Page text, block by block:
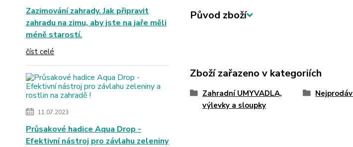
Zazimování zahrady. Jak připravit
zahradu na zimu, aby jste na jaře měli
méně starostí.
číst celé
11.07.2023
Průsakové hadice Aqua Drop -
Efektivní nástroj pro závlahu zeleniny
Původ zboží
Zboží zařazeno v kategoriích
Zahradní UMYVADLA,
výlevky a sloupky